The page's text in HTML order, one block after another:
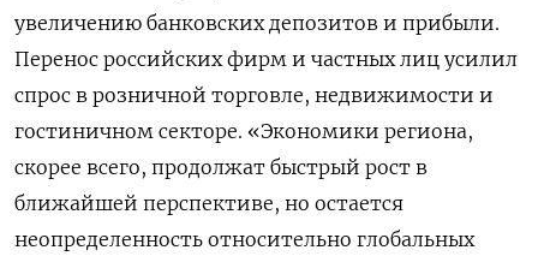
увеличению банковских депозитов и прибыли.
Перенос российских фирм и частных лиц усилил
спрос в розничной торговле, недвижимости и
гостиничном секторе. «Экономики региона,
скорее всего, продолжат быстрый рост в
ближайшей перспективе, но остается
неопределенность относительно глобальных